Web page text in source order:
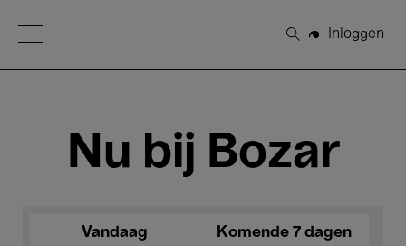
Open Menu
Zoeken
Inloggen
Nu bij Bozar
Vandaag Komende 7 dagen